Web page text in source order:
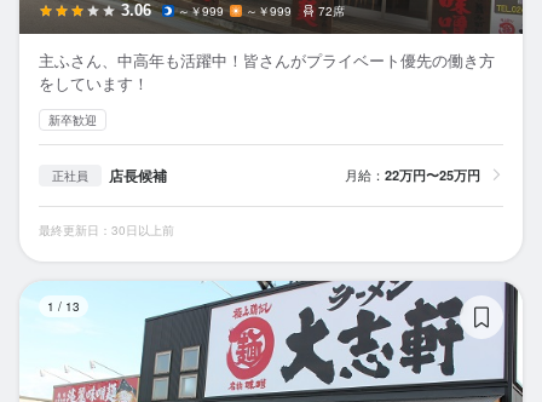
3.06 ～￥999 ～￥999 72席
主ふさん、中高年も活躍中！皆さんがプライベート優先の働き方
をしています！
新卒歓迎
正社員 店長候補 月給： 22万円〜25万円
最終更新日：30日以上前
1 / 13